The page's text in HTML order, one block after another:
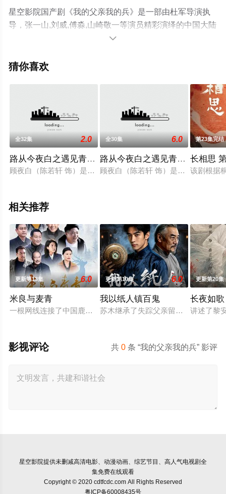
星空影院国产剧《我的父亲我的兵》是一部由杜军导演执
导，张一山,刘威,傅淼,山崎敬一等演员精彩演绎的中国大陆
电视剧，大结局剧情已揭晓（1-45全集），手机免费观看
息可移步至豆瓣电视剧、电视猫或剧情网等平台了解。

猜你喜欢
全32集 2.0
路从今夜白之遇见青春DVD
顾夜白（陈若轩 饰）是公认的天才画家，却因为一段灰暗的过
全30集 6.0
路从今夜白之遇见青春TV版
顾夜白（陈若轩 饰）是公认的天才
第23集完结
长相思
该剧根据
相关推荐
更新第13集 6.0
米良与麦青
一根网线连接了中国鹿鸣村和英国牛津，麦香通过视频向米良
更新第10集 6.0
我以纸人镇百鬼
苏木继承了失踪父亲留下的白事馆，
更新第20集
长夜如歌
讲述了黎
共0 条 “我的父亲我的兵” 影评
影视评论
星空影院提供未删减高清电影、动漫动画、综艺节目、高人气电视剧全
集免费在线观看
Copyright © 2020 cdtfcdc.com All Rights Reserved
粤ICP备60008435号